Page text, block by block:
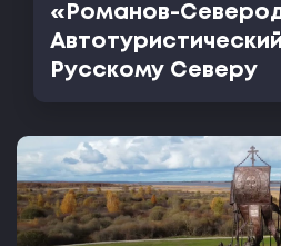
«Романов-
Русскому Северу